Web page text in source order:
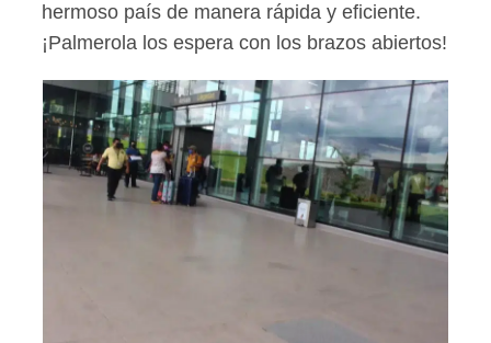
hermoso país de manera rápida y eficiente.
¡Palmerola los espera con los brazos abiertos!